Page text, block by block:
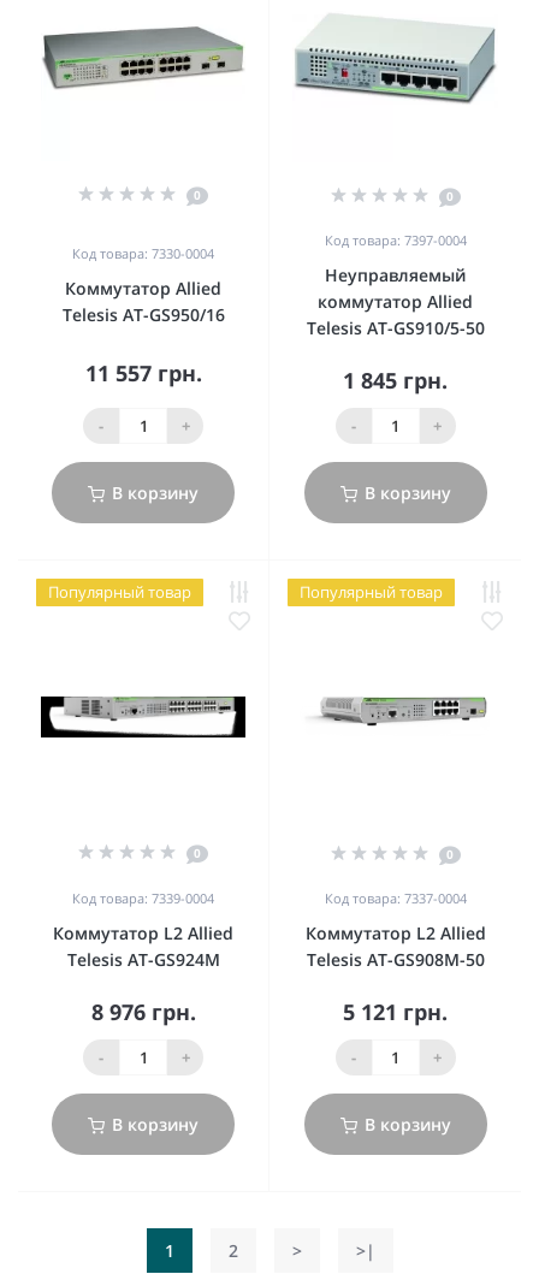
0
Код товара: 7330-0004
Коммутатор Allied
Telesis AT-GS950/16
11 557 грн.
- +
В корзину
0
Код товара: 7397-0004
Неуправляемый
коммутатор Allied
Telesis AT-GS910/5-50
1 845 грн.
- +
В корзину
Популярный товар
0
Код товара: 7339-0004
Коммутатор L2 Allied
Telesis AT-GS924M
8 976 грн.
- +
В корзину
Популярный товар
0
Код товара: 7337-0004
Коммутатор L2 Allied
Telesis AT-GS908M-50
5 121 грн.
- +
В корзину
1 2 > >|